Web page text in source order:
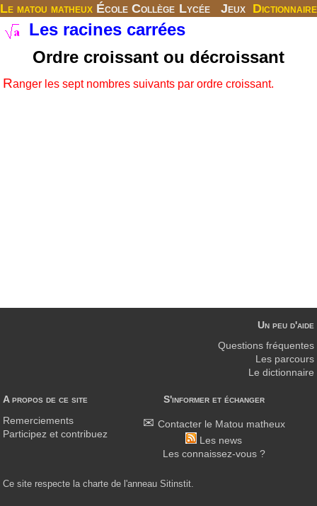
Le matou matheux École Collège Lycée Jeux Dictionnaire
Les racines carrées
Ordre croissant ou décroissant
Ranger les sept nombres suivants par ordre croissant.
A propos de ce site
Remerciements
Participez et contribuez
S'informer et échanger
Contacter le Matou matheux
Les news
Les connaissez-vous ?
Un peu d'aide
Questions fréquentes
Les parcours
Le dictionnaire
Ce site respecte la charte de l'anneau Sitinstit.